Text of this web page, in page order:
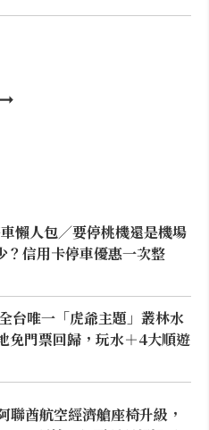
懶人包／要停桃機還是機場
？信用卡停車優惠一次整
台唯一「虎爺主題」叢林水
免門票回歸，玩水＋4大順遊
聯酋航空經濟艙座椅升級，